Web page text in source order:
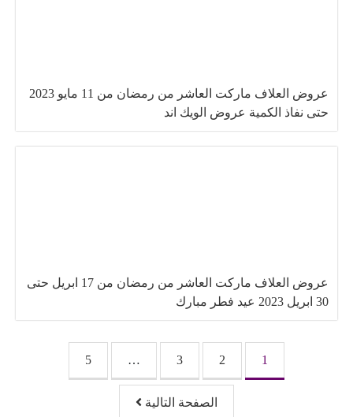
عروض العلاف ماركت العاشر من رمضان من 11 مايو 2023
حتى نفاذ الكمية عروض الويك اند
عروض العلاف ماركت العاشر من رمضان من 17 ابريل حتى
30 ابريل 2023 عيد فطر مبارك
تصفّح المقالات
1
2
3
…
5
الصفحة التالية